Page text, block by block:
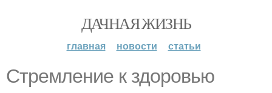
ДАЧНАЯ ЖИЗНЬ
главная новости статьи
Стремление к здоровью